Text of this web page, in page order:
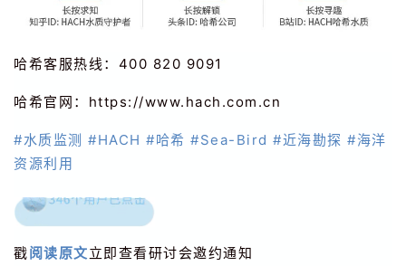
哈希客服热线：400 820 9091
哈希官网：https://www.hach.com.cn
#水质监测 #HACH #哈希 #Sea-Bird #近海勘探 #海洋
资源利用
戳阅读原文立即查看研讨会邀约通知